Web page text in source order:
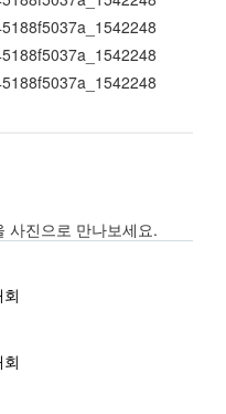
사진으로 만나보세요.